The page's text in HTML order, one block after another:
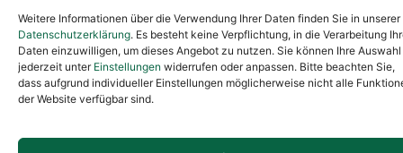
Weitere Informationen über die Verwendung Ihrer Daten finden Sie in unserer
Datenschutzerklärung. Es besteht keine Verpflichtung, in die Verarbeitung
Daten einzuwilligen, um dieses Angebot zu nutzen. Sie können Ihre Auswahl
jederzeit unter Einstellungen widerrufen oder anpassen. Bitte beachten Sie,
dass aufgrund individueller Einstellungen möglicherweise nicht alle
der Website verfügbar sind.